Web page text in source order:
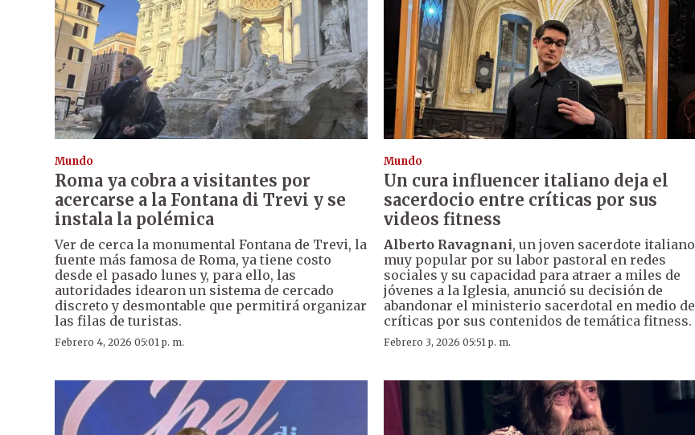
Mundo
Roma ya cobra a visitantes por
acercarse a la Fontana di Trevi y se
instala la polémica
Ver de cerca la monumental Fontana de Trevi, la
fuente más famosa de Roma, ya tiene costo
desde el pasado lunes y, para ello, las
autoridades idearon un sistema de cercado
discreto y desmontable que permitirá organizar
las filas de turistas.
Febrero 4, 2026 05:01 p. m.
Mundo
Un cura influencer italiano deja el
sacerdocio entre críticas por sus
videos fitness
Alberto Ravagnani, un joven sacerdote italiano
muy popular por su labor pastoral en redes
sociales y su capacidad para atraer a miles de
jóvenes a la Iglesia, anunció su decisión de
abandonar el ministerio sacerdotal en medio de
críticas por sus contenidos de temática fitness.
Febrero 3, 2026 05:51 p. m.